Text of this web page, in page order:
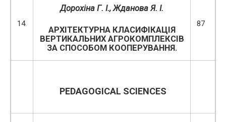
14.
Дорохіна Г. І., Жданова Я. І.
АРХІТЕКТУРНА КЛАСИФІКАЦІЯ
ВЕРТИКАЛЬНИХ АГРОКОМПЛЕКСІВ
ЗА СПОСОБОМ КООПЕРУВАННЯ.
87
PEDAGOGICAL SCIENCES